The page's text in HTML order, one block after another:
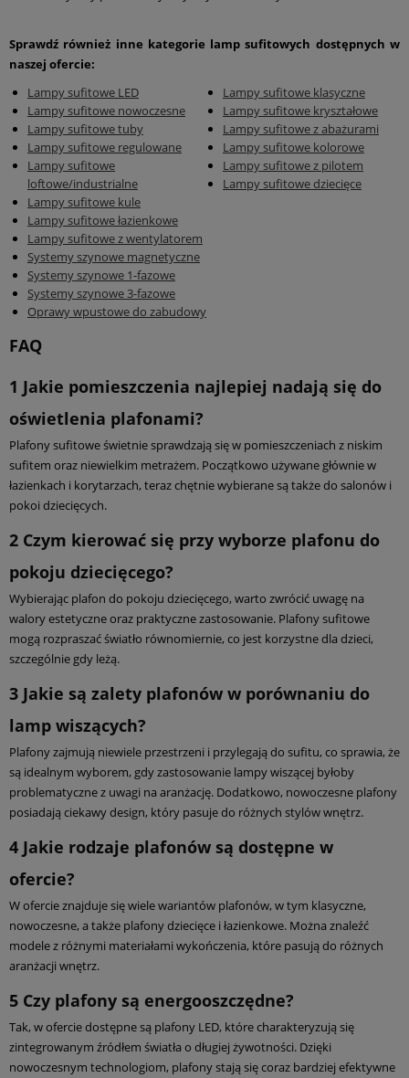
Sprawdź również inne kategorie lamp sufitowych dostępnych w
naszej ofercie:
Lampy sufitowe LED
Lampy sufitowe nowoczesne
Lampy sufitowe tuby
Lampy sufitowe regulowane
Lampy sufitowe
loftowe/industrialne
Lampy sufitowe kule
Lampy sufitowe klasyczne
Lampy sufitowe kryształowe
Lampy sufitowe z abażurami
Lampy sufitowe kolorowe
Lampy sufitowe z pilotem
Lampy sufitowe dziecięce
Lampy sufitowe łazienkowe
Lampy sufitowe z wentylatorem
Systemy szynowe magnetyczne
Systemy szynowe 1-fazowe
Systemy szynowe 3-fazowe
Oprawy wpustowe do zabudowy
FAQ
1 Jakie pomieszczenia najlepiej nadają się do
oświetlenia plafonami?
Plafony sufitowe świetnie sprawdzają się w pomieszczeniach z niskim
sufitem oraz niewielkim metrażem. Początkowo używane głównie w
łazienkach i korytarzach, teraz chętnie wybierane są także do salonów i
pokoi dziecięcych.
2 Czym kierować się przy wyborze plafonu do
pokoju dziecięcego?
Wybierając plafon do pokoju dziecięcego, warto zwrócić uwagę na
walory estetyczne oraz praktyczne zastosowanie. Plafony sufitowe
mogą rozpraszać światło równomiernie, co jest korzystne dla dzieci,
szczególnie gdy leżą.
3 Jakie są zalety plafonów w porównaniu do
lamp wiszących?
Plafony zajmują niewiele przestrzeni i przylegają do sufitu, co sprawia, że
są idealnym wyborem, gdy zastosowanie lampy wiszącej byłoby
problematyczne z uwagi na aranżację. Dodatkowo, nowoczesne plafony
posiadają ciekawy design, który pasuje do różnych stylów wnętrz.
4 Jakie rodzaje plafonów są dostępne w
ofercie?
W ofercie znajduje się wiele wariantów plafonów, w tym klasyczne,
nowoczesne, a także plafony dziecięce i łazienkowe. Można znaleźć
modele z różnymi materiałami wykończenia, które pasują do różnych
aranżacji wnętrz.
5 Czy plafony są energooszczędne?
Tak, w ofercie dostępne są plafony LED, które charakteryzują się
zintegrowanym źródłem światła o długiej żywotności. Dzięki
nowoczesnym technologiom, plafony stają się coraz bardziej efektywne